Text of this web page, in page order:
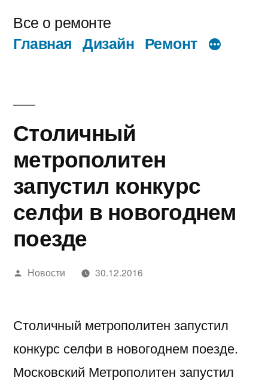
содержимому
Все о ремонте
Главная Дизайн Ремонт
Столичный
метрополитен
запустил конкурс
селфи в новогоднем
поезде
Написано
Новости 30.12.2016
Столичный метрополитен запустил
конкурс селфи в новогоднем поезде.
Московский Метрополитен запустил